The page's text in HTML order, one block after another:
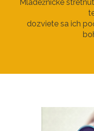
Mládežnícke
dozviete sa ich